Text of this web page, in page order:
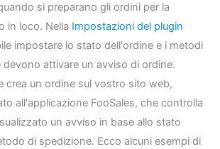
si preparano gli ordini per la
in loco. Nella Impostazioni del plugin
impostare lo stato dell'ordine e i metodi
attivare un avviso di ordine.
crea un ordine sul vostro sito web,
all'applicazione FooSales, che controlla
un avviso in base allo stato
di spedizione. Ecco alcuni esempi di